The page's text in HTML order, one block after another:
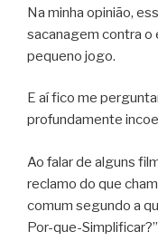
Na minha opinião,
sacanagem contra o
pequeno jogo.
E aí fico me
profundamente
Ao falar de alguns
reclamo do que
comum segundo a
Por-que-Simplificar?”